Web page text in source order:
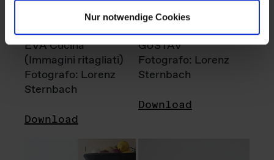
Nur notwendige Cookies
EVA Cucina
(Immagini ritagliati)
Fotografo: Lorenz
Sternbach
Download
GUSTAV
Fotografo: Lorenz
Sternbach
Download